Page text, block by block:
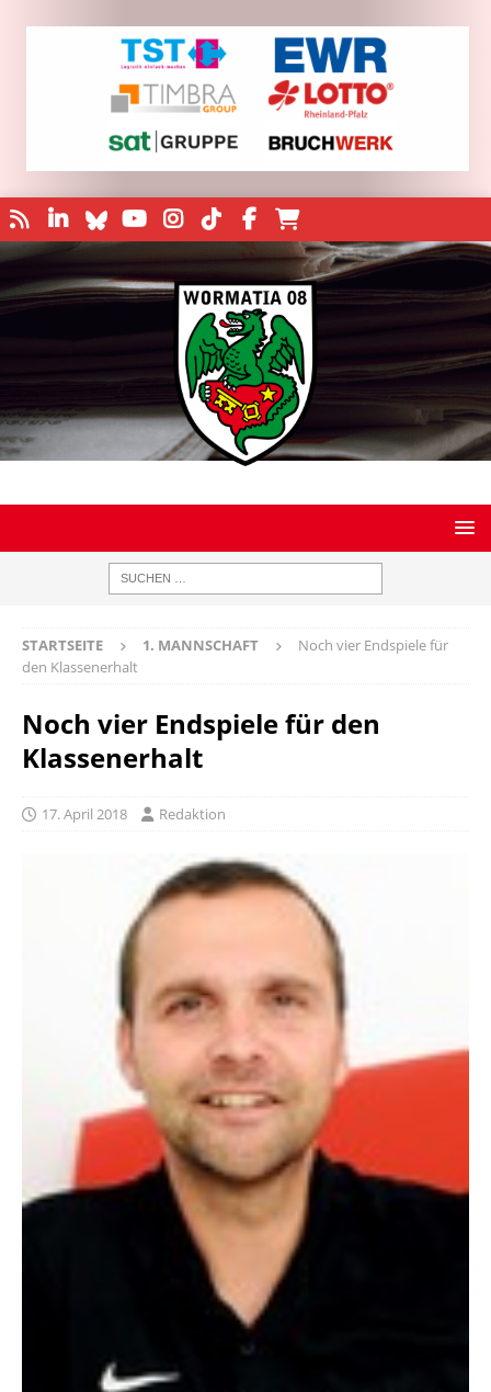
STARTSEITE 1. MANNSCHAFT
Noch vier Endspiele für
den Klassenerhalt
Noch vier Endspiele für den
Klassenerhalt
17. April 2018 Redaktion